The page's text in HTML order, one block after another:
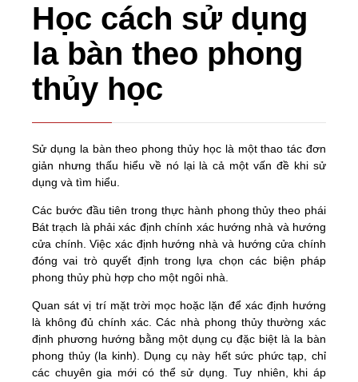
Học cách sử dụng
la bàn theo phong
thủy học
Sử dụng la bàn theo phong thủy học là một thao tác đơn
giản nhưng thấu hiểu về nó lại là cả một vấn đề khi sử
dụng và tìm hiểu.
Các bước đầu tiên trong thực hành phong thủy theo phái
Bát trạch là phải xác định chính xác hướng nhà và hướng
cửa chính. Việc xác định hướng nhà và hướng cửa chính
đóng vai trò quyết định trong lựa chọn các biện pháp
phong thủy phù hợp cho một ngôi nhà.
Quan sát vị trí mặt trời mọc hoặc lặn để xác định hướng
là không đủ chính xác. Các nhà phong thủy thường xác
định phương hướng bằng một dụng cụ đặc biệt là la bàn
phong thủy (la kinh). Dụng cụ này hết sức phức tạp, chỉ
các chuyên gia mới có thể sử dụng. Tuy nhiên, khi áp